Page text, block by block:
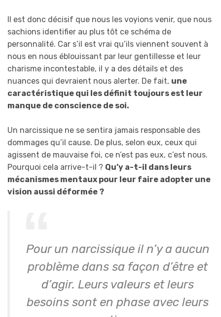
Il est donc décisif que nous les voyions venir, que nous
sachions identifier au plus tôt ce schéma de
personnalité. Car s’il est vrai qu’ils viennent souvent à
nous en nous éblouissant par leur gentillesse et leur
charisme incontestable, il y a des détails et des
nuances qui devraient nous alerter. De fait, une
caractéristique qui les définit toujours est leur
manque de conscience de soi.
Un narcissique ne se sentira jamais responsable des
dommages qu’il cause. De plus, selon eux, ceux qui
agissent de mauvaise foi, ce n’est pas eux, c’est nous.
Pourquoi cela arrive-t-il ? Qu’y a-t-il dans leurs
mécanismes mentaux pour leur faire adopter une
vision aussi déformée ?
Pour un narcissique il n’y a aucun
problème dans sa façon d’être et
d’agir. Leurs valeurs et leurs
besoins sont en phase avec leurs